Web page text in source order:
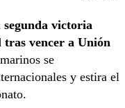
victoria
tras vencer a Unión
se
y estira el